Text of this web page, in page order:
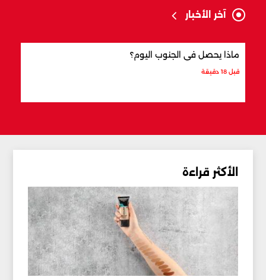
آخر الأخبار
ماذا يحصل في الجنوب اليوم؟
قبل 18 دقيقة
الأكثر قراءة